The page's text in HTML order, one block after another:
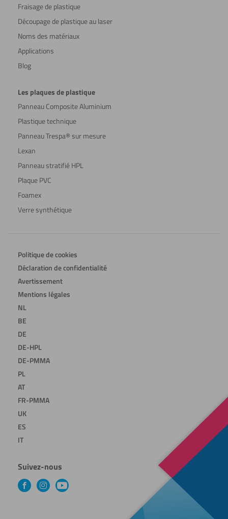
Fraisage de plastique
Découpage de plastique au laser
Noms des matériaux
Applications
Blog
Les plaques de plastique
Panneau Composite Aluminium
Plastique technique
Panneau Trespa® sur mesure
Lexan
Panneau stratifié HPL
Plaque PVC
Foamex
Verre synthétique
Politique de cookies
Déclaration de confidentialité
Avertissement
Mentions légales
NL
BE
DE
DE-HPL
DE-PMMA
PL
AT
FR-PMMA
UK
ES
IT
Suivez-nous
FacebookInstagramYouTube